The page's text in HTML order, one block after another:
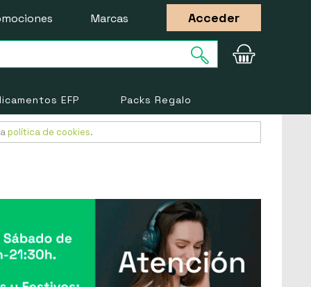
Marcas Acceder
EFP Packs Regalo
política de cookies.